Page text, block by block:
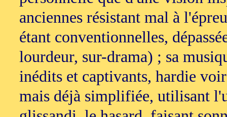
anciennes résistant mal à
étant conventionnelles,
lourdeur, sur-drama) ; sa
inédits et captivants, hardie
mais déjà simplifiée, utilisant